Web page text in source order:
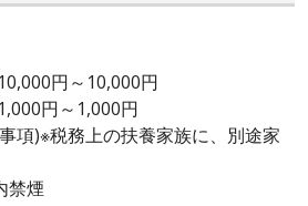
円～10,000円
円～1,000円
項)※税務上の扶養家族に、別途家
禁煙